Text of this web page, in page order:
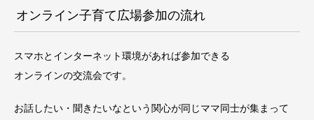
オンライン子育て広場参加の流れ
スマホとインターネット環境があれば参加できる
オンラインの交流会です。
お話したい・聞きたいなという関心が同じママ同士が集まって